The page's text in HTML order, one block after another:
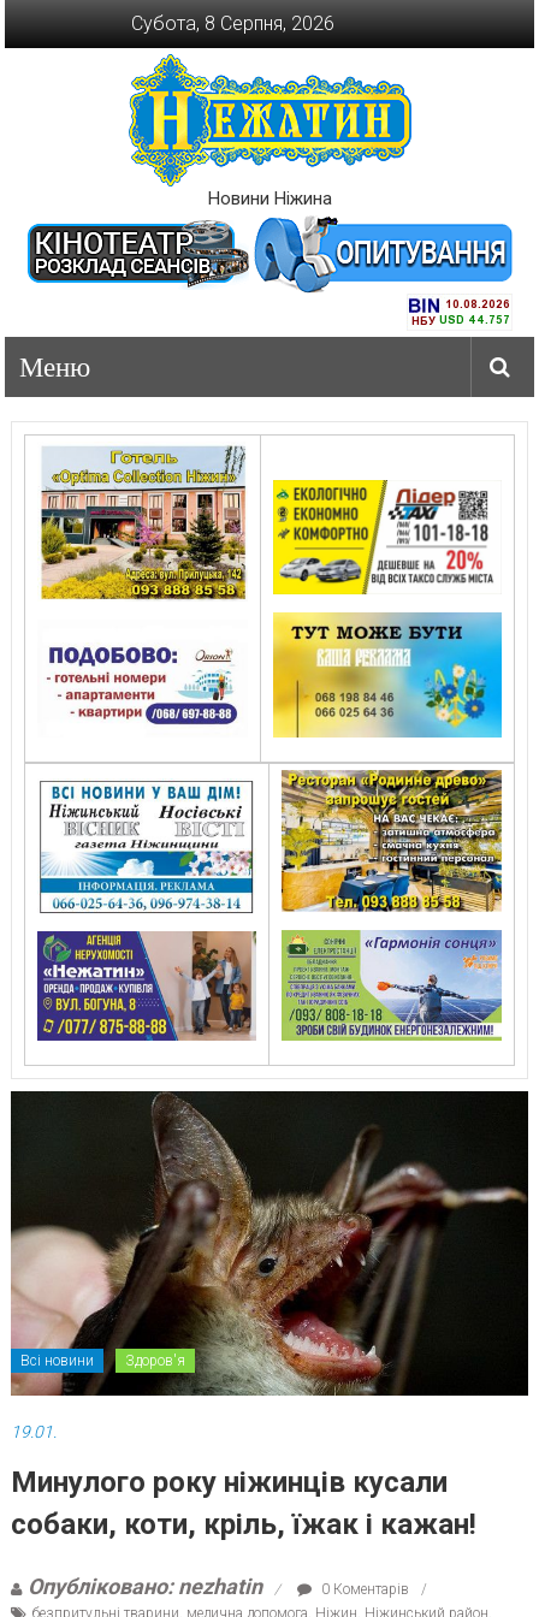
Субота, 8 Серпня, 2026
Новини Ніжина
Всі новини Здоров'я
19.01.
Минулого року ніжинців кусали
собаки, коти, кріль, їжак і кажан!
Опубліковано: nezhatin
0 Коментарів